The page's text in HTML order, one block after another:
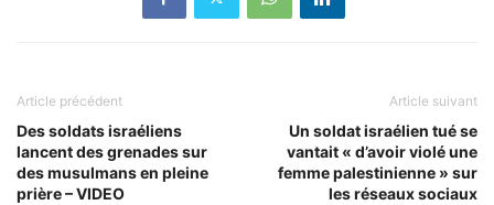
Article précédent
Des soldats israéliens
lancent des grenades sur
des musulmans en pleine
prière – VIDEO
Article suivant
Un soldat israélien tué se
vantait « d’avoir violé une
femme palestinienne » sur
les réseaux sociaux